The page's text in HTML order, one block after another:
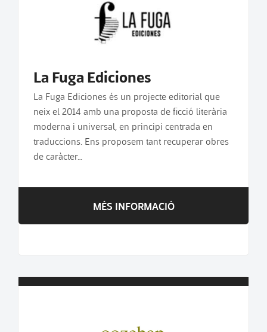
La Fuga Ediciones
La Fuga Ediciones és un projecte editorial que
neix el 2014 amb una proposta de ficció literària
moderna i universal, en principi centrada en
traduccions. Ens proposem tant recuperar obres
de caràcter…
MÉS INFORMACIÓ